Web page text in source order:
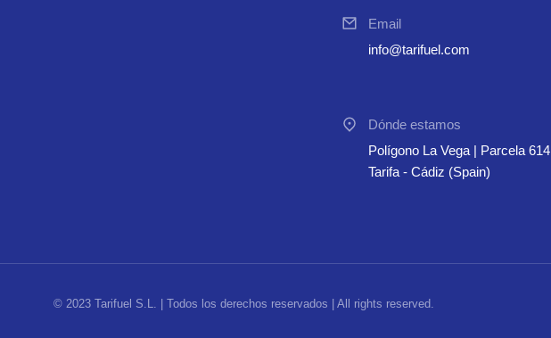
Email
info@tarifuel.com
Dónde estamos
Polígono La Vega | Parcela 614
Tarifa - Cádiz (Spain)
© 2023 Tarifuel S.L. | Todos los derechos reservados | All rights reserved.